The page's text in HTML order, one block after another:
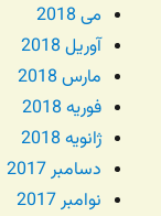
می 2018
آوریل 2018
مارس 2018
فوریه 2018
ژانویه 2018
دسامبر 2017
نوامبر 2017